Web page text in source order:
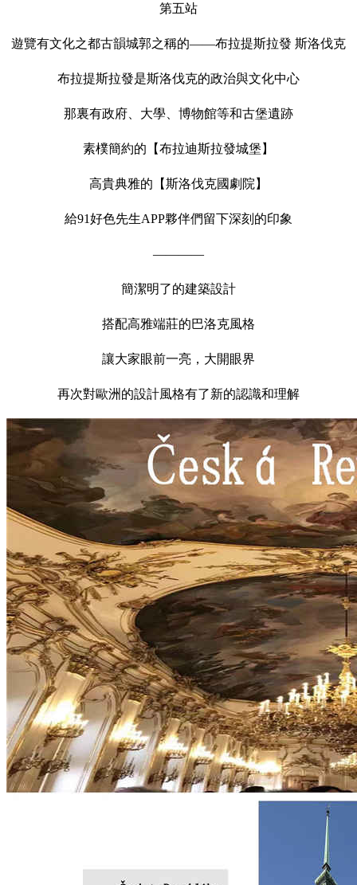
第五站
遊覽有文化之都古韻城郭之稱的——布拉提斯拉發 斯洛伐克
布拉提斯拉發是斯洛伐克的政治與文化中心
那裏有政府、大學、博物館等和古堡遺跡
素樸簡約的【布拉迪斯拉發城堡】
高貴典雅的【斯洛伐克國劇院】
給91好色先生APP夥伴們留下深刻的印象
————
簡潔明了的建築設計
搭配高雅端莊的巴洛克風格
讓大家眼前一亮，大開眼界
再次對歐洲的設計風格有了新的認識和理解